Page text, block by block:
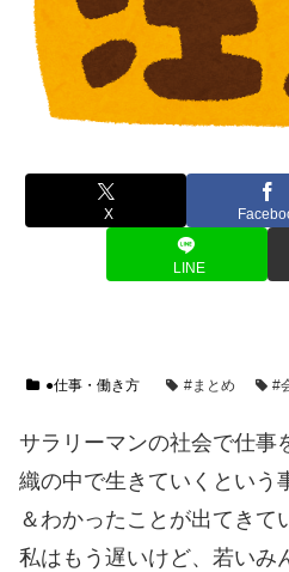
X
LINE
●仕事・働き方 #まとめ #
サラリーマンの社会で仕事
織の中で生きていくという
＆わかったことが出てきて
私はもう遅いけど、若いみ